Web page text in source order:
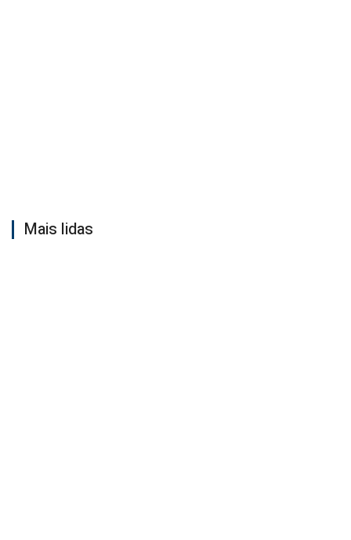
Mais lidas